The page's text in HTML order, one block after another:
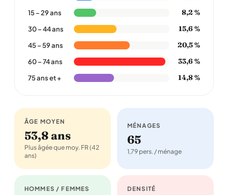
15 – 29 ans 8,2 %
30 – 44 ans 15,6 %
45 – 59 ans 20,5 %
60 – 74 ans 33,6 %
75 ans et + 14,8 %
ÂGE MOYEN
53,8 ans
Plus âgée que moy. FR (42
ans)
MÉNAGES
65
1,79 pers. / ménage
HOMMES / FEMMES DENSITÉ